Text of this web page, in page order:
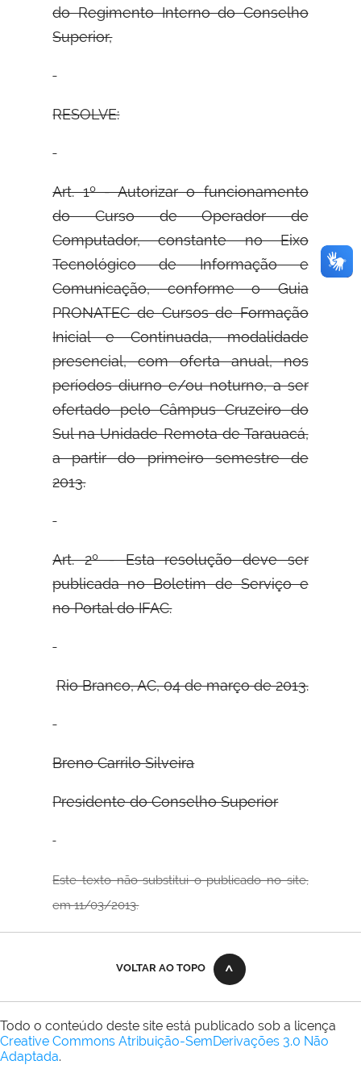
do Regimento Interno do Conselho
Superior,
RESOLVE:
Art. 1º - Autorizar o funcionamento
do Curso de Operador de
Computador, constante no Eixo
Tecnológico de Informação e
Comunicação, conforme o Guia
PRONATEC de Cursos de Formação
Inicial e Continuada, modalidade
presencial, com oferta anual, nos
períodos diurno e/ou noturno, a ser
ofertado pelo Câmpus Cruzeiro do
Sul na Unidade Remota de Tarauacá,
a partir do primeiro semestre de
2013.
Art. 2º - Esta resolução deve ser
publicada no Boletim de Serviço e
no Portal doIFAC.
Rio Branco, AC, 04 de março de 2013.
Breno Carrilo Silveira
Presidente do Conselho Superior
Este texto não substitui o publicado no site,
em 11/03/2013.
VOLTAR AO TOPO
Todo o conteúdo deste site está publicado sob a licença
Creative Commons Atribuição-SemDerivações 3.0 Não
Adaptada.